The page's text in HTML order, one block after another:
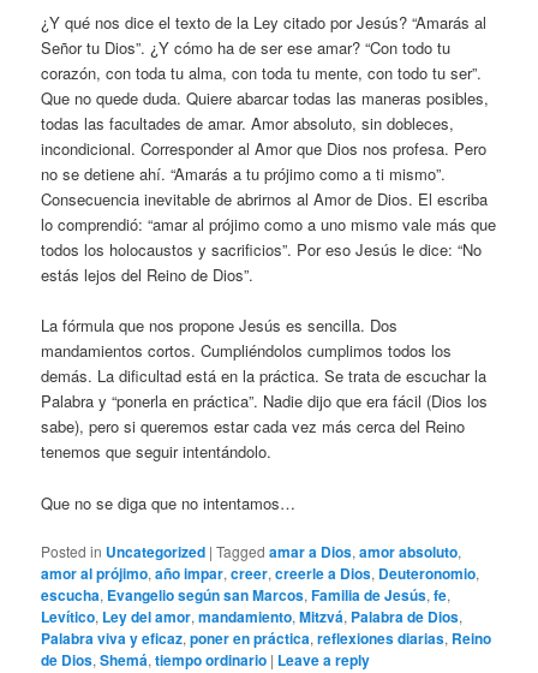
¿Y qué nos dice el texto de la Ley citado por Jesús? “Amarás al
Señor tu Dios”. ¿Y cómo ha de ser ese amar? “Con todo tu
corazón, con toda tu alma, con toda tu mente, con todo tu ser”.
Que no quede duda. Quiere abarcar todas las maneras posibles,
todas las facultades de amar. Amor absoluto, sin dobleces,
incondicional. Corresponder al Amor que Dios nos profesa. Pero
no se detiene ahí. “Amarás a tu prójimo como a ti mismo”.
Consecuencia inevitable de abrirnos al Amor de Dios. El escriba
lo comprendió: “amar al prójimo como a uno mismo vale más que
todos los holocaustos y sacrificios”. Por eso Jesús le dice: “No
estás lejos del Reino de Dios”.
La fórmula que nos propone Jesús es sencilla. Dos
mandamientos cortos. Cumpliéndolos cumplimos todos los
demás. La dificultad está en la práctica. Se trata de escuchar la
Palabra y “ponerla en práctica”. Nadie dijo que era fácil (Dios los
sabe), pero si queremos estar cada vez más cerca del Reino
tenemos que seguir intentándolo.
Que no se diga que no intentamos…
Posted in Uncategorized |Tagged amar a Dios,amor absoluto,
amor al prójimo,año impar,creer,creerle a Dios, Deuteronomio,
escucha, Evangelio según san Marcos,Familia de Jesús,fe,
Levítico, Ley del amor,mandamiento,Mitzvá, Palabra de Dios,
Palabra viva y eficaz,poner en práctica,reflexiones diarias, Reino
de Dios,Shemá,tiempo ordinario | Leave a reply